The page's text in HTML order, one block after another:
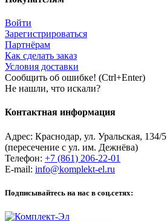
Войти
Зарегистрироваться
Партнёрам
Как сделать заказ
Условия доставки
Сообщить об ошибке! (Ctrl+Enter)
Не нашли, что искали?
Контактная информация
Адрес: Краснодар, ул. Уральская, 134/5
(пересечение с ул. им. Дежнёва)
Телефон: +7 (861) 206-22-01
E-mail: info@komplekt-el.ru
Подписывайтесь на нас в соц.сетях: